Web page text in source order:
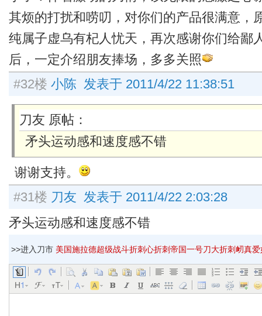
其烦的打扰和唠叨，对你们的产品很满意，
纯属子虚乌有杞人忧天，再次感谢你们给鄙
后，一定介绍朋友捧场，多多关照
#32楼 小陈 发表于 2011/4/22 11:38:51
刀友 原帖：
矛头运动感和速度感不错
谢谢支持。
#31楼 刀友 发表于 2011/4/22 2:03:28
矛头运动感和速度感不错
>>进入刀市 美国施拉德超级战斗折刺心折刺帝国一号刀大折刺衂真